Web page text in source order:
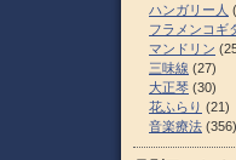
ハンガリー人
フラメンコギ
マンドリン
三味線 (27)
大正琴 (30)
花ふらり (21)
音楽療法 (356)